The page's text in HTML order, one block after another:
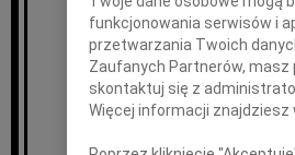
wyrazy
funkcjonowania serwisów i
przetwarzania Twoich
Zaufanych Partnerów, masz
skontaktuj się z
Więcej informacji znajdziesz